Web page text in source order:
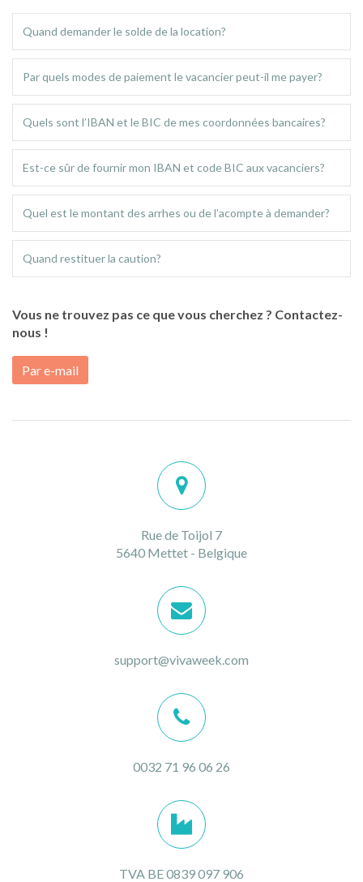
Quand demander le solde de la location?
Par quels modes de paiement le vacancier peut-il me payer?
Quels sont l’IBAN et le BIC de mes coordonnées bancaires?
Est-ce sûr de fournir mon IBAN et code BIC aux vacanciers?
Quel est le montant des arrhes ou de l’acompte à demander?
Quand restituer la caution?
Vous ne trouvez pas ce que vous cherchez ? Contactez-
nous !
Par e-mail
Rue de Toijol 7
5640 Mettet - Belgique
support@vivaweek.com
0032 71 96 06 26
TVA BE 0839 097 906